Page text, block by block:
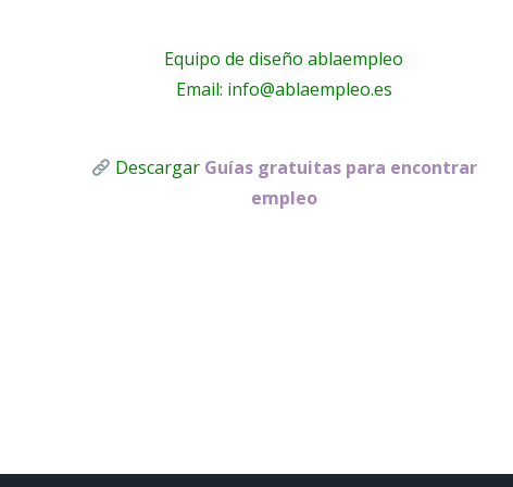
Equipo de diseño ablaempleo
Email: info@ablaempleo.es
Descargar Guías gratuitas para encontrar
empleo